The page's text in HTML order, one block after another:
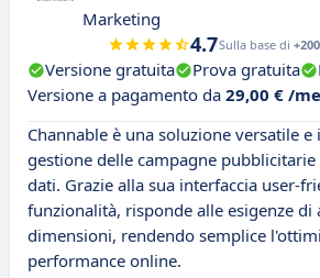
Marketing
4.7Sulla base di
Versione gratuita Prova gratuita
Versione a pagamento da 29,00 € /
Channable è una soluzione versatile
gestione delle campagne
dati. Grazie alla sua interfaccia user-
funzionalità, risponde alle esigenze di
dimensioni, rendendo semplice
performance online.